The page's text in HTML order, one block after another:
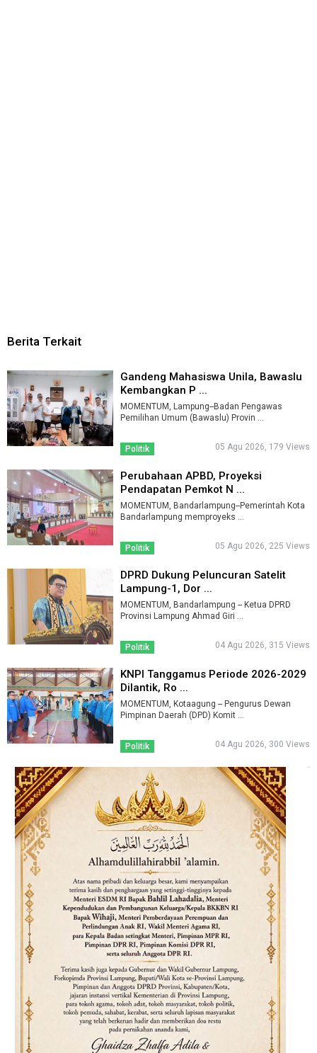
Berita Terkait
Gandeng Mahasiswa Unila, Bawaslu
Kembangkan P ...
MOMENTUM, Lampung--Badan Pengawas
Pemilihan Umum (Bawaslu) Provin ...
Politik 05 Agu 2026, 179 Views
Perubahaan APBD, Proyeksi
Pendapatan Pemkot N ...
MOMENTUM, Bandarlampung--Pemerintah Kota
Bandarlampung memproyeks ...
Politik 05 Agu 2026, 225 Views
DPRD Dukung Peluncuran Satelit
Lampung-1, Dor ...
MOMENTUM, Bandarlampung -- Ketua DPRD
Provinsi Lampung Ahmad Giri ...
Politik 04 Agu 2026, 315 Views
KNPI Tanggamus Periode 2026-2029
Dilantik, Ro ...
MOMENTUM, Kotaagung -- Pengurus Dewan
Pimpinan Daerah (DPD) Komit ...
Politik 04 Agu 2026, 300 Views